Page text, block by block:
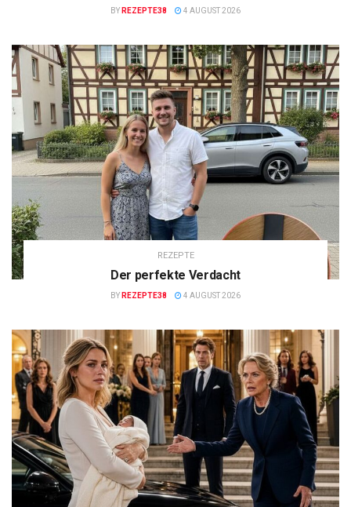
BY REZEPTE38 4 AUGUST 2026
REZEPTE
Der perfekte Verdacht
BY REZEPTE38 4 AUGUST 2026